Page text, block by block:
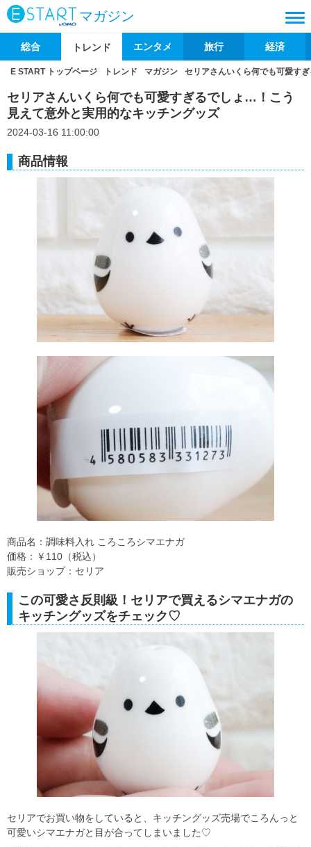
マガジン
総合 トレンド エンタメ 旅行 経済
E START トップページ トレンド マガジン セリアさんいくら何でも可愛す
セリアさんいくら何でも可愛すぎるでしょ…！こう
見えて意外と実用的なキッチングッズ
2024-03-16 11:00:00
商品情報
商品名：調味料入れ ころころシマエナガ
価格：￥110（税込）
販売ショップ：セリア
この可愛さ反則級！セリアで買えるシマエナガの
キッチングッズをチェック♡
セリアでお買い物をしていると、キッチングッズ売場でころんっと
可愛いシマエナガと目が合ってしまいました♡